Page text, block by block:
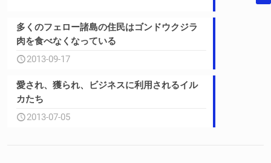
多くのフェロー諸島の住民はゴンドウクジラ
肉を食べなくなっている
2013-09-17
愛され、獲られ、ビジネスに利用されるイル
カたち
2013-07-05